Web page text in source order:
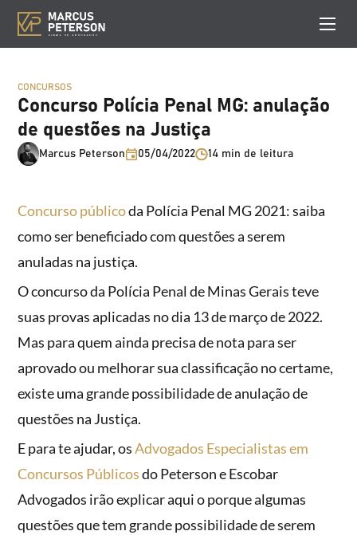
CONCURSOS
Concurso Polícia Penal MG: anulação
de questões na Justiça
Marcus Peterson 05/04/2022 14 min de leitura
Concurso públicoda Polícia Penal MG 2021: saiba
como ser beneficiado com questões a serem
anuladas na justiça.
O concurso da Polícia Penal de Minas Gerais teve
suas provas aplicadas no dia 13 de março de 2022.
Mas para quem ainda precisa de nota para ser
aprovado ou melhorar sua classificação no certame,
existe uma grande possibilidade de anulação de
questões na Justiça.
E para te ajudar, osAdvogados Especialistas em
Concursos Públicosdo Peterson e Escobar
Advogados irão explicar aqui o porque algumas
questões que tem grande possibilidade de serem